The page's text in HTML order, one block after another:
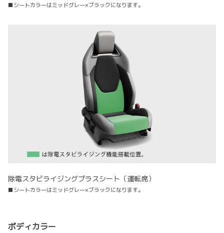
■シートカラーはミッドグレー×ブラックになります。
除電スタビライジングプラスシート（運転席）
■シートカラーはミッドグレー×ブラックになります。
ボディカラー